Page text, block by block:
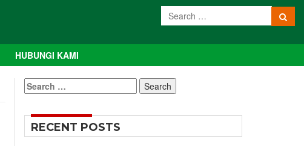
HUBUNGI KAMI
Search
for:
RECENT POSTS